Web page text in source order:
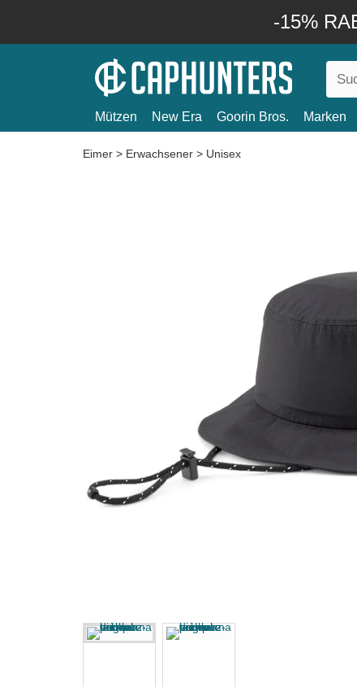
-15%
Mützen New Era Goorin Bros. Marken
Eimer > Erwachsener > Unisex